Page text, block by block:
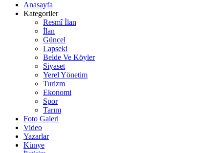
Anasayfa
Kategoriler
Resmî İlan
İlan
Güncel
Lapseki
Belde Ve Köyler
Siyaset
Yerel Yönetim
Turizm
Ekonomi
Spor
Tarım
Foto Galeri
Video
Yazarlar
Künye